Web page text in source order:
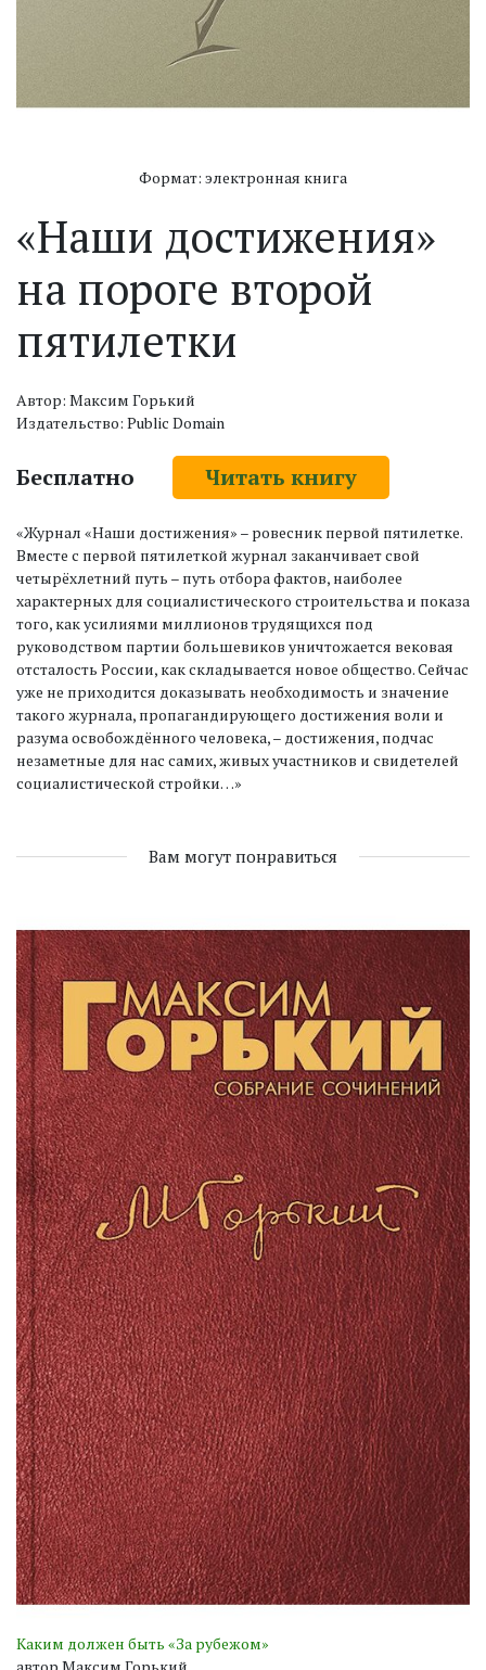
Формат: электронная книга
«Наши достижения»
на пороге второй
пятилетки
Автор: Максим Горький
Издательство: Public Domain
Бесплатно Читать книгу
«Журнал «Наши достижения» – ровесник первой пятилетке.
Вместе с первой пятилеткой журнал заканчивает свой
четырёхлетний путь – путь отбора фактов, наиболее
характерных для социалистического строительства и показа
того, как усилиями миллионов трудящихся под
руководством партии большевиков уничтожается вековая
отсталость России, как складывается новое общество. Сейчас
уже не приходится доказывать необходимость и значение
такого журнала, пропагандирующего достижения воли и
разума освобождённого человека, – достижения, подчас
незаметные для нас самих, живых участников и свидетелей
социалистической стройки…»
Вам могут понравиться
Каким должен быть «За рубежом»
автор Максим Горький